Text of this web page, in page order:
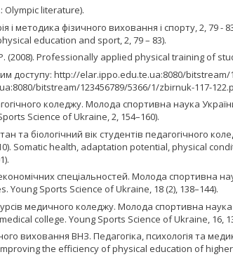
Olympic literature).
методика фізичного виховання і спорту, 2, 79 -
education and sport, 2, 79 – 83).
(2008). Professionally applied physical training of
доступу: http://elar.ippo.edu.te.ua:8080/
bitstream/123456789/5366/1/zbirnuk-117-
коледжу. Молода спортивна наука
Science of Ukraine, 2, 154–160).
біологічний вік студентів педагогічного
Somatic health, adaptation potential, physical
спеціальностей. Молода спортивна
Sports Science of Ukraine, 18 (2), 138–144).
медичного коледжу. Молода спортивна наука
college. Young Sports Science of Ukraine, 16,
виховання ВНЗ. Педагогіка, психологія та
improving the efficiency of physical education of